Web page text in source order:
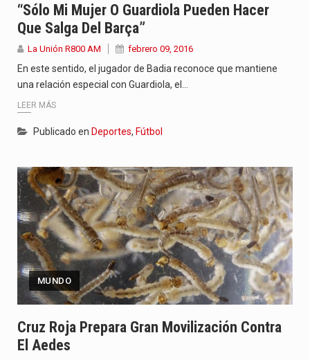
“Sólo Mi Mujer O Guardiola Pueden Hacer
Que Salga Del Barça”
La Unión R800 AM febrero 09, 2016
En este sentido, el jugador de Badia reconoce que mantiene
una relación especial con Guardiola, el…
LEER MÁS
Publicado en Deportes, Fútbol
MUNDO
Cruz Roja Prepara Gran Movilización Contra
El Aedes